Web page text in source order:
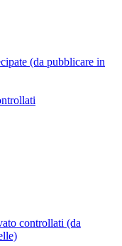
(da pubblicare in
controllati (da